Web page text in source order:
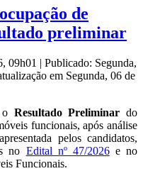
de
preliminar
09h01 | Publicado: Segunda,
em Segunda, 06 de
Resultado Preliminar do
funcionais, após análise
pelos candidatos,
no Edital nº 47/2026e no
Funcionais.